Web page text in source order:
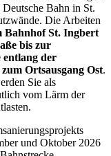
Bahn in St.
Die Arbeiten
Bahnhof St. Ingbert
bis zur
entlang der
Ortsausgang Ost.
Sie als
vom Lärm der
und Oktober 2026